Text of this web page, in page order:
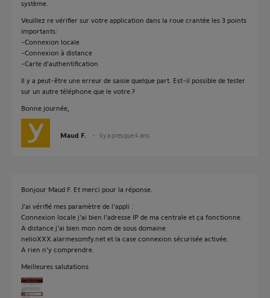
système.
Veuillez re vérifier sur votre application dans la roue crantée les 3 points
importants:
-Connexion locale
-Connexion à distance
-Carte d'authentification
Il y a peut-être une erreur de saisie quelque part. Est-il possible de tester
sur un autre téléphone que le votre ?
Bonne journée,
Maud F. il y a presque 4 ans
Bonjour Maud F. Et merci pour la réponse.
J'ai vérifié mes paramètre de l'appli :
Connexion locale j'ai bien l'adresse IP de ma centrale et ça fonctionne.
A distance j'ai bien mon nom de sous domaine
nelioXXX.alarmesomfy.net et la case connexion sécurisée activée.
A rien n'y comprendre.
Meilleures salutations